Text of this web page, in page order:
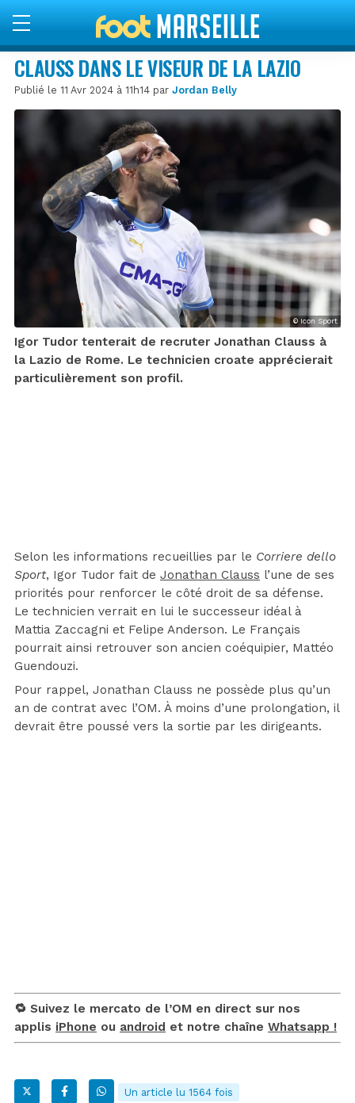
CLAUSS DANS LE VISEUR DE LA LAZIO
Publié le 11 Avr 2024 à 11h14 par Jordan Belly
© Icon Sport
Igor Tudor tenterait de recruter Jonathan Clauss à
la Lazio de Rome. Le technicien croate apprécierait
particulièrement son profil.
Selon les informations recueillies par le Corriere dello
Sport, Igor Tudor fait de Jonathan Clauss l’une de ses
priorités pour renforcer le côté droit de sa défense.
Le technicien verrait en lui le successeur idéal à
Mattia Zaccagni et Felipe Anderson. Le Français
pourrait ainsi retrouver son ancien coéquipier, Mattéo
Guendouzi.
Pour rappel, Jonathan Clauss ne possède plus qu’un
an de contrat avec l’OM. À moins d’une prolongation, il
devrait être poussé vers la sortie par les dirigeants.
🔁 Suivez le mercato de l’OM en direct sur nos
applis iPhone ou android et notre chaîne Whatsapp !
Un article lu 1564 fois